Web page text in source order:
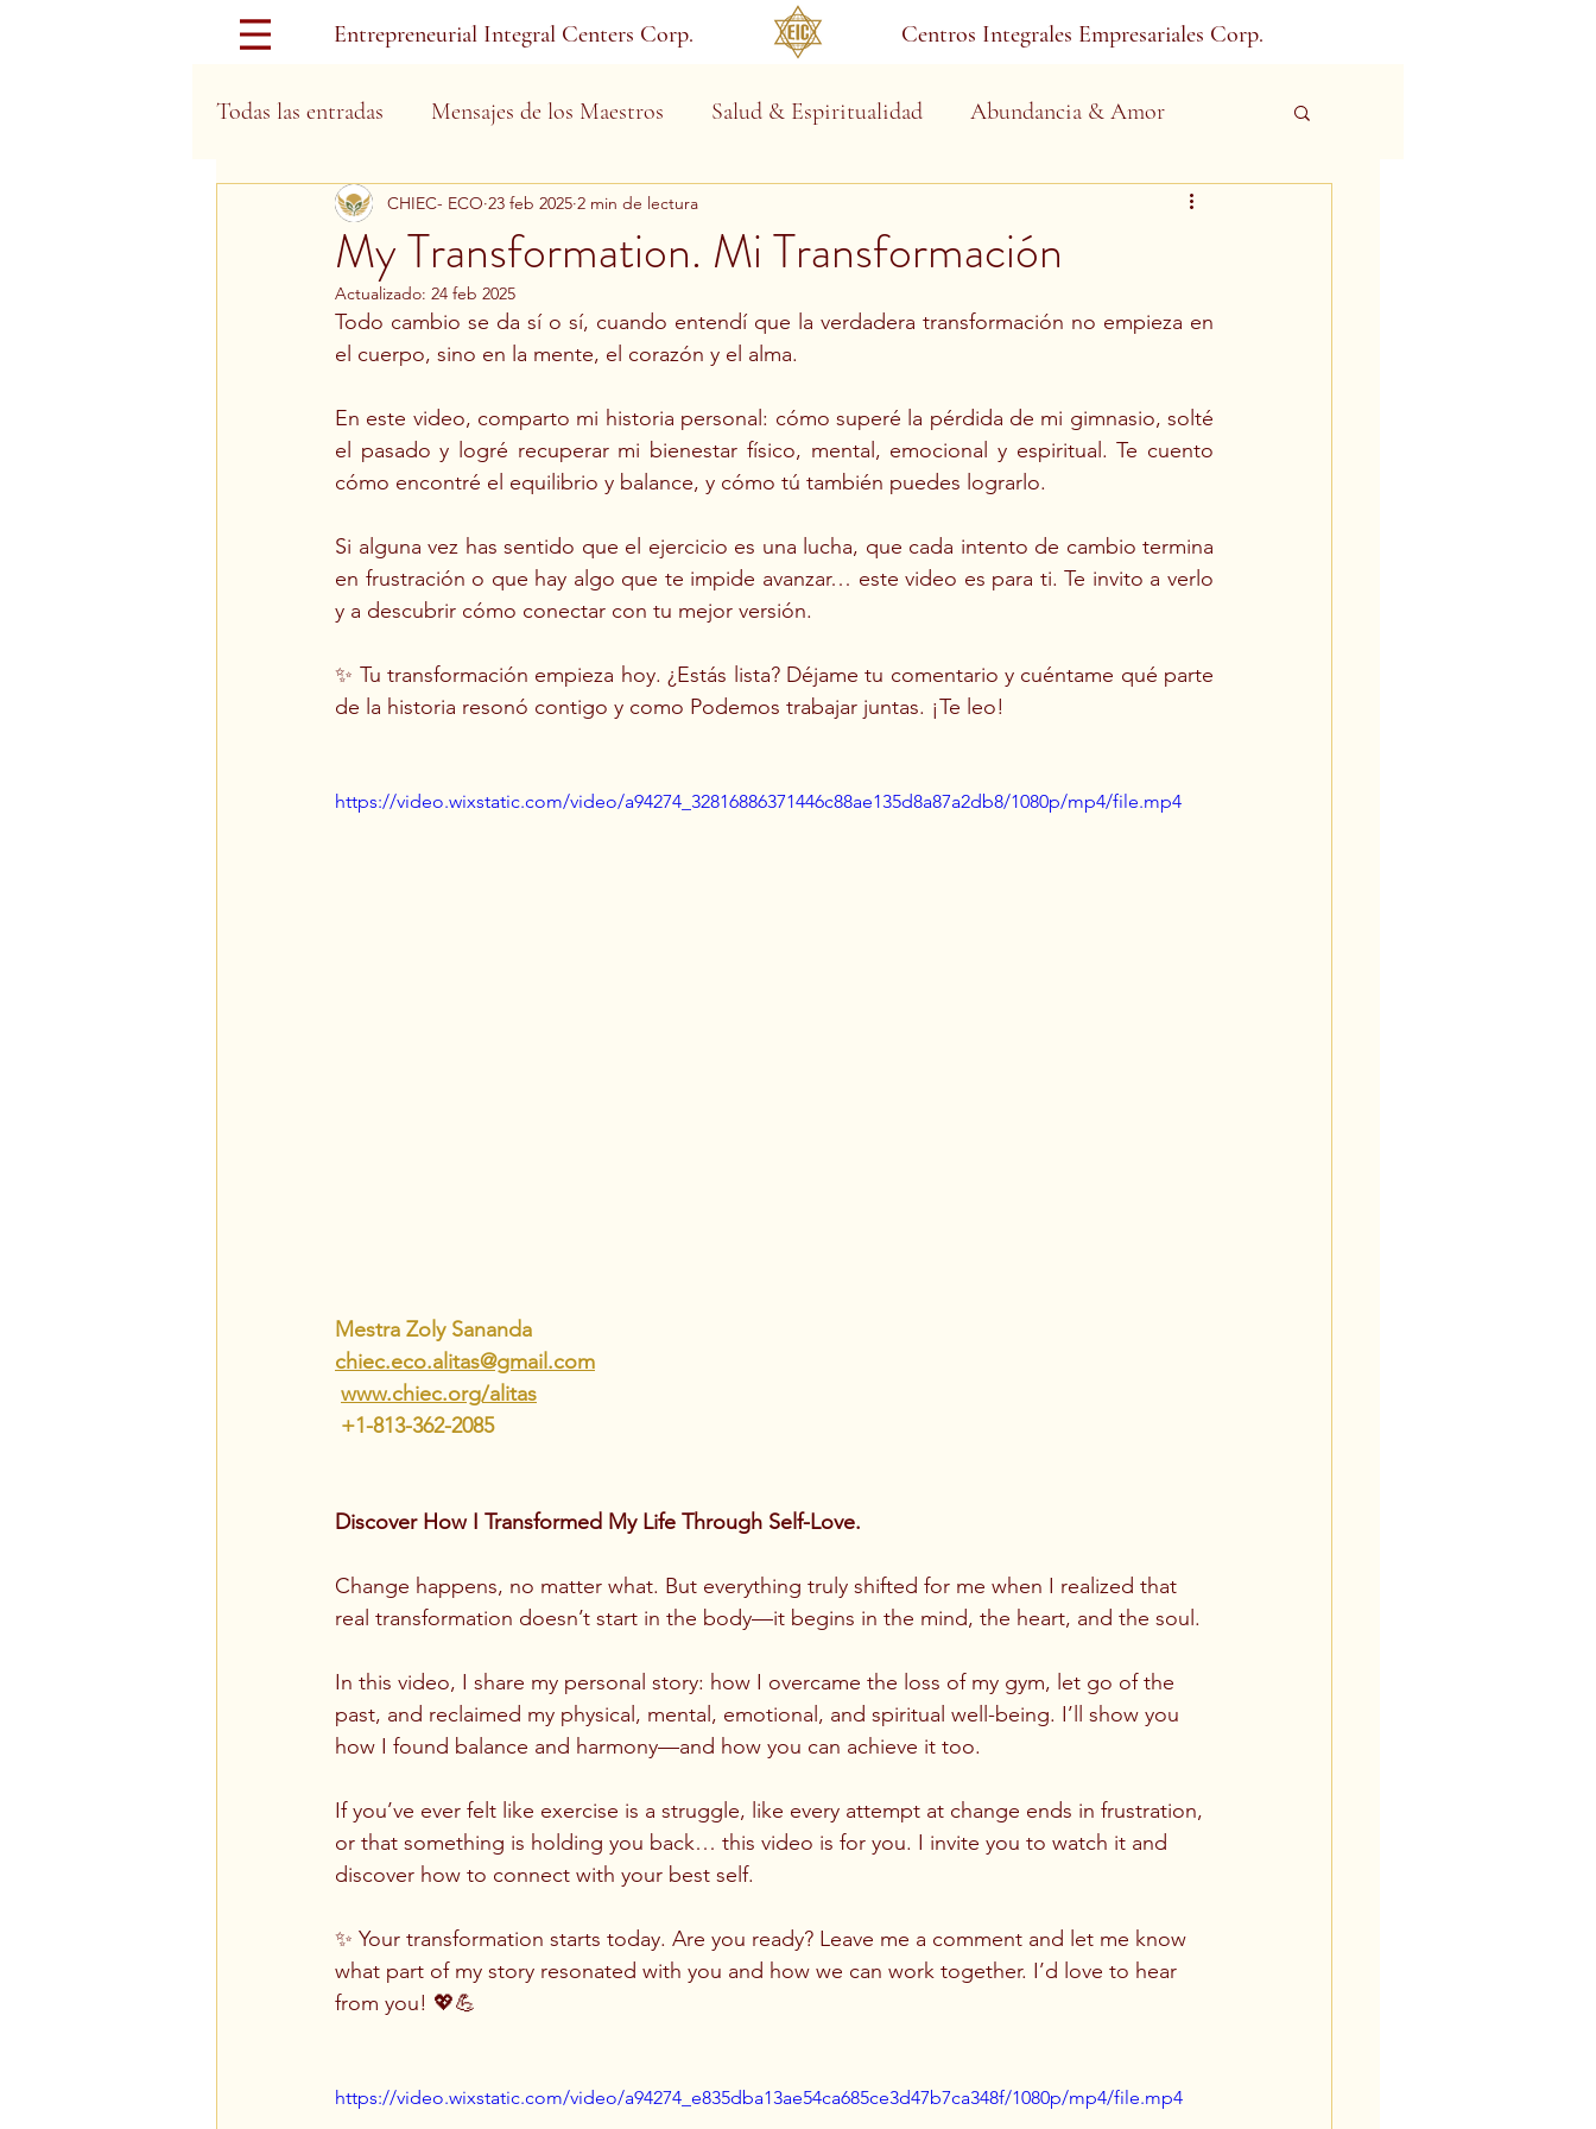
Entrepreneurial Integral Centers Corp. Centros Integrales Empresariales Corp.
Todas las entradas Mensajes de los Maestros Salud & Espiritualidad Abundancia & Amor
Días Festivos
My Transformation. Mi Transformación
CHIEC- ECO 23 feb 2025 2 min de lectura
Actualizado: 24 feb 2025
Todo cambio se da sí o sí, cuando entendí que la verdadera transformación no empieza en
el cuerpo, sino en la mente, el corazón y el alma.
En este video, comparto mi historia personal: cómo superé la pérdida de mi gimnasio, solté
el pasado y logré recuperar mi bienestar físico, mental, emocional y espiritual. Te cuento
cómo encontré el equilibrio y balance, y cómo tú también puedes lograrlo.
Si alguna vez has sentido que el ejercicio es una lucha, que cada intento de cambio termina
en frustración o que hay algo que te impide avanzar… este video es para ti. Te invito a verlo
y a descubrir cómo conectar con tu mejor versión.
✨ Tu transformación empieza hoy. ¿Estás lista? Déjame tu comentario y cuéntame qué parte
de la historia resonó contigo y como Podemos trabajar juntas. ¡Te leo!
https://video.wixstatic.com/video/a94274_32816886371446c88ae135d8a87a2db8/1080p/mp4/file.mp4
Mestra Zoly Sananda
chiec.eco.alitas@gmail.com
www.chiec.org/alitas
+1-813-362-2085
Discover How I Transformed My Life Through Self-Love.
Change happens, no matter what. But everything truly shifted for me when I realized that
real transformation doesn’t start in the body—it begins in the mind, the heart, and the soul.
In this video, I share my personal story: how I overcame the loss of my gym, let go of the
past, and reclaimed my physical, mental, emotional, and spiritual well-being. I’ll show you
how I found balance and harmony—and how you can achieve it too.
If you’ve ever felt like exercise is a struggle, like every attempt at change ends in frustration,
or that something is holding you back… this video is for you. I invite you to watch it and
discover how to connect with your best self.
✨ Your transformation starts today. Are you ready? Leave me a comment and let me know
what part of my story resonated with you and how we can work together. I’d love to hear
from you! 💖💪
https://video.wixstatic.com/video/a94274_e835dba13ae54ca685ce3d47b7ca348f/1080p/mp4/file.mp4